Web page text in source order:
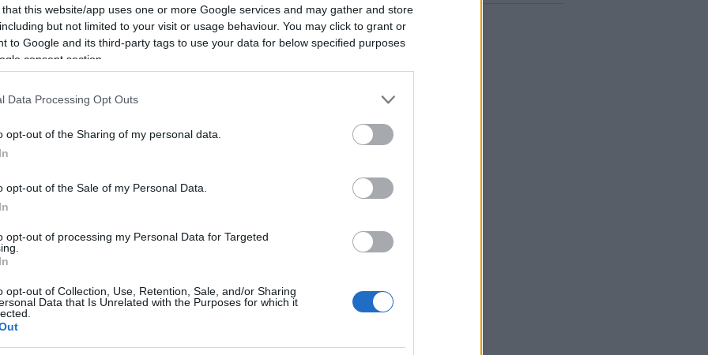
that this website/app uses one or more Google services and may gather and store
but not limited to your visit or usage behaviour. You may click to grant or
to Google and its third-party tags to use your data for below specified purposes
consent section.
Data Processing Opt Outs
opt-out of the Sharing of my personal data.
opt-out of the Sale of my Personal Data.
opt-out of processing my Personal Data for Targeted
opt-out of Collection, Use, Retention, Sale, and/or Sharing
Data that Is Unrelated with the Purposes for which it
Rue narrációja, az epizódokat nyitó flashbackek, és
Rév
is megmenti a sorozatot. Utóbbiakból pedig akad is
Rue-ra helyeződik, így más szálak – például Jules
maradnak.